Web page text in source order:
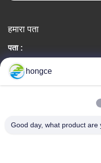
हमारा पता
पता :
दूरभाष:
hongce
Good day, what product are